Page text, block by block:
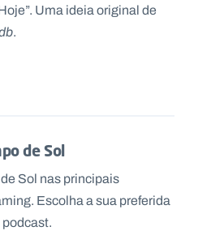
Uma ideia original de
.
de Sol
Sol nas principais
Escolha a sua preferida